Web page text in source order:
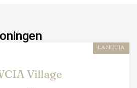
LA NUCIA
Village